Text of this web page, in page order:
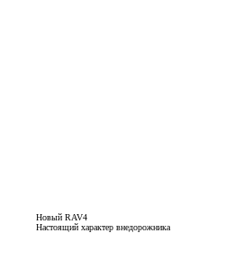
Новый RAV4
Настоящий характер внедорожника